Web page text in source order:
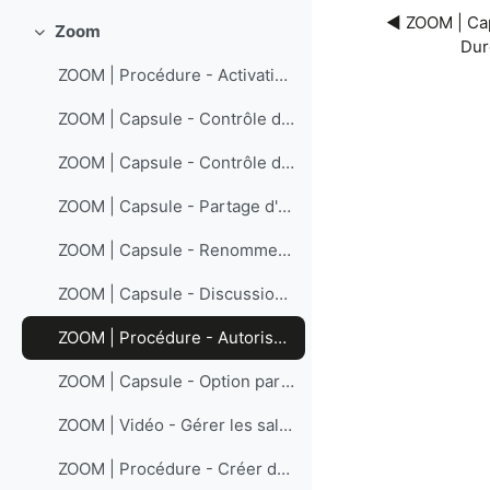
Replier
Zoom
ZOOM | Procédure - Activation du compte ZOOM (licence ENAP) et connexion
ZOOM | Capsule - Contrôle de la vidéo ( Durée : 2 min.)
ZOOM | Capsule - Contrôle du son ( Durée : 2 min.)
ZOOM | Capsule - Partage d'écran (Durée : 3 min)
ZOOM | Capsule - Renommer un participant ( Durée : 1 min.)
ZOOM | Capsule - Discussion ( Durée : 1 min.)
ZOOM | Procédure - Autoriser le partage d'écran par les participant·es
ZOOM | Capsule - Option participants (Durée : 2 min)
ZOOM | Vidéo - Gérer les salles de répartition (Durée : 5 min)
ZOOM | Procédure - Créer des salles de répartition
◀︎ ZOOM |